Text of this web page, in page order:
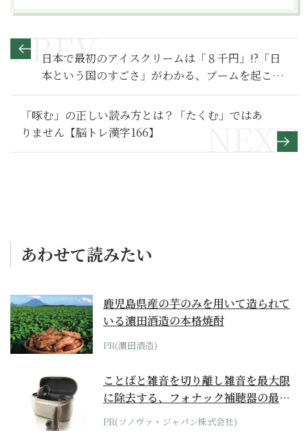
日本で最初のアイスクリームは「８千円」!?「日
本という国のすごさ」がわかる、ブームを起こし
たお菓子の歴史
「啄む」の正しい読み方とは？「たくむ」ではあ
りません【脳トレ漢字166】
あわせて読みたい
鹿児島県産の芋のみを用いて造られて
いる濵田酒造の本格焼酎
PR(濵田酒造)
ことばと雑音を切り離し雑音を最大限
に除去する、フォナック補聴器の最上
位モデル
PR(ソノヴァ・ジャパン株式会社)